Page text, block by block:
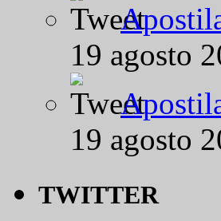
19 agosto
19 agosto
TWITTER